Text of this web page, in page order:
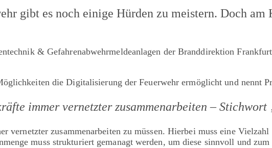
gibt es noch einige Hürden zu meistern. Doch
& Gefahrenabwehrmeldeanlagen der Branddirektion
die Digitalisierung der Feuerwehr ermöglicht und nennt
immer vernetzter zusammenarbeiten – Stichwort
vernetzter zusammenarbeiten zu müssen. Hierbei muss eine
muss strukturiert gemanagt werden, um diese sinnvoll und